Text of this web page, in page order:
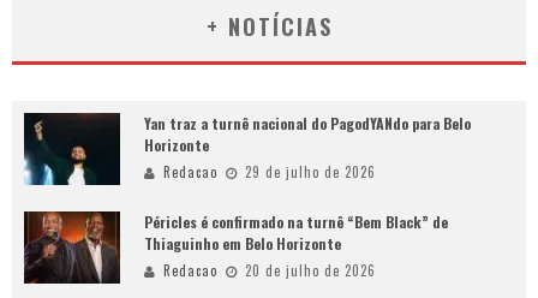
+ NOTÍCIAS
Yan traz a turnê nacional do PagodYANdo para Belo
Horizonte
Redacao 29 de julho de 2026
Péricles é confirmado na turnê “Bem Black” de
Thiaguinho em Belo Horizonte
Redacao 20 de julho de 2026